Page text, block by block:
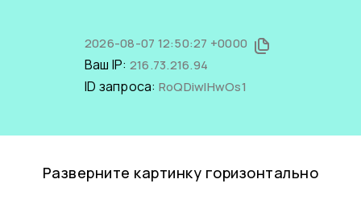
2026-08-07 12:50:27 +0000
Ваш IP: 216.73.216.94
ID запроса: RoQDiwlHwOs1
Разверните картинку горизонтально